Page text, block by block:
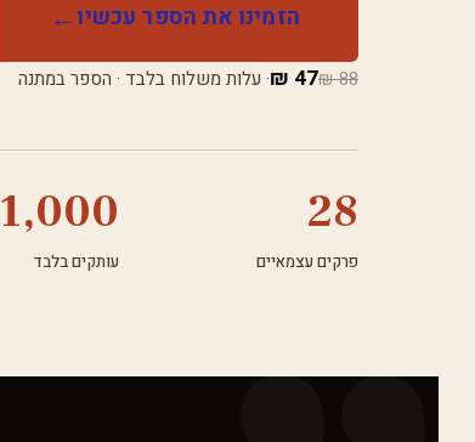
הזמינו את הספר עכשיו
88 ₪
47 ₪ · עלות משלוח בלבד · הספר במתנה
28
פרקים עצמאיים
1,000
עותקים בלבד